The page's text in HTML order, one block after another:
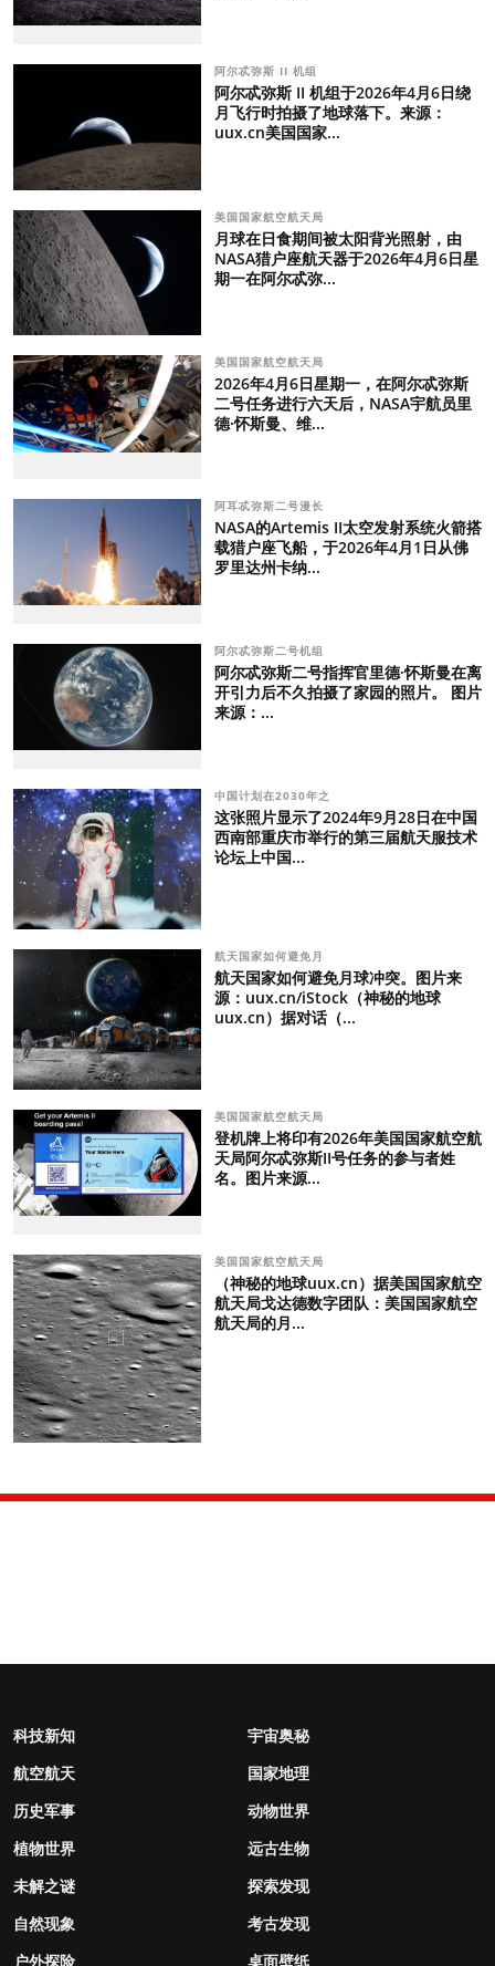
阿尔忒弥斯 II 机组
阿尔忒弥斯 II 机组于2026年4月6日绕
月飞行时拍摄了地球落下。来源：
uux.cn美国国家...
美国国家航空航天局
月球在日食期间被太阳背光照射，由
NASA猎户座航天器于2026年4月6日星
期一在阿尔忒弥...
美国国家航空航天局
2026年4月6日星期一，在阿尔忒弥斯
二号任务进行六天后，NASA宇航员里
德·怀斯曼、维...
阿耳忒弥斯二号漫长
NASA的Artemis II太空发射系统火箭搭
载猎户座飞船，于2026年4月1日从佛
罗里达州卡纳...
阿尔忒弥斯二号机组
阿尔忒弥斯二号指挥官里德·怀斯曼在离
开引力后不久拍摄了家园的照片。 图片
来源：...
中国计划在2030年之
这张照片显示了2024年9月28日在中国
西南部重庆市举行的第三届航天服技术
论坛上中国...
航天国家如何避免月
航天国家如何避免月球冲突。图片来
源：uux.cn/iStock（神秘的地球
uux.cn）据对话（...
美国国家航空航天局
登机牌上将印有2026年美国国家航空航
天局阿尔忒弥斯II号任务的参与者姓
名。图片来源...
美国国家航空航天局
（神秘的地球uux.cn）据美国国家航空
航天局戈达德数字团队：美国国家航空
航天局的月...
科技新知
宇宙奥秘
航空航天
国家地理
历史军事
动物世界
植物世界
远古生物
未解之谜
探索发现
自然现象
考古发现
户外探险
桌面壁纸